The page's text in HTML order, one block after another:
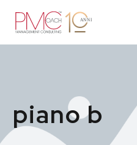
piano b